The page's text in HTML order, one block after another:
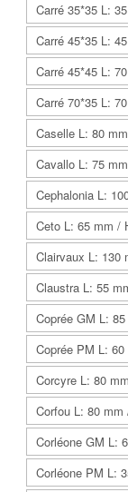
Carré 35*35 L:
Carré 45*35 L:
Carré 45*45 L:
Carré 70*35 L:
Caselle L: 80
Cavallo L: 75
Cephalonia L:
Ceto L: 65 mm /
Clairvaux L: 130
Claustra L: 55
Coprée GM L:
Coprée PM L:
Corcyre L: 80
Corfou L: 80 mm
Corléone GM L:
Corléone PM L: